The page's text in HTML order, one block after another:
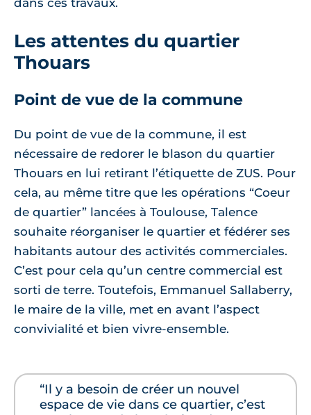
dans ces travaux.
Les attentes du quartier
Thouars
Point de vue de la commune
Du point de vue de la commune, il est
nécessaire de redorer le blason du quartier
Thouars en lui retirant l’étiquette de ZUS. Pour
cela, au même titre que les opérations “Coeur
de quartier” lancées à Toulouse, Talence
souhaite réorganiser le quartier et fédérer ses
habitants autour des activités commerciales.
C’est pour cela qu’un centre commercial est
sorti de terre. Toutefois, Emmanuel Sallaberry,
le maire de la ville, met en avant l’aspect
convivialité et bien vivre-ensemble.
“Il y a besoin de créer un nouvel
espace de vie dans ce quartier, c’est